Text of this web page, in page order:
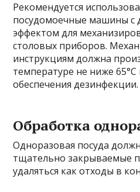
Рекомендуется
посудомоечные машины
эффектом для
столовых приборов.
инструкциям должна
температуре не ниже
обеспечения дезинфекции.
Обработка
Одноразовая посуда
тщательно закрываемые
удаляться как отходы в